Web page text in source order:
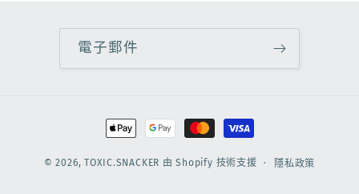
電子郵件
付
款
方
© 2026,TOXIC.SNACKER 由 Shopify 技術支援 隱私政策